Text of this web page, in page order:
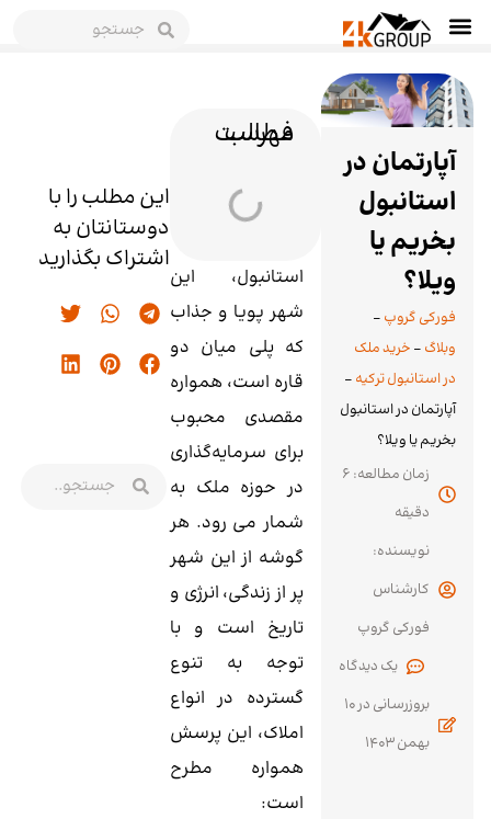
آپارتمان در
استانبول
بخریم یا
ویلا؟
فورکی گروپ -
وبلاگ - خرید ملک
در استانبول ترکیه -
آپارتمان در استانبول
بخریم یا ویلا؟
زمان مطالعه: 6
دقیقه
نویسنده:
کارشناس
فورکی گروپ
یک
بروزرسانی در10
بهمن 1403
فهرست مطالب
استانبول، این
شهر پویا و جذاب
که پلی میان دو
قاره است، همواره
مقصدی محبوب
برای سرمایه‌گذاری
در حوزه ملک به
شمار می رود. هر
گوشه از این شهر
پر از زندگی، انرژی و
تاریخ است و با
توجه به تنوع
گسترده در انواع
املاک، این پرسش
همواره مطرح
است:
این مطلب را با
دوستانتان به
اشتراک بگذارید